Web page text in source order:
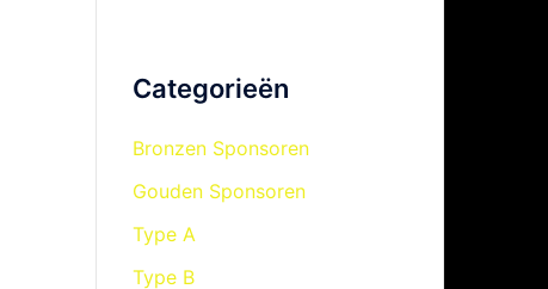
Categorieën
Bronzen Sponsoren
Gouden Sponsoren
Type A
Type B